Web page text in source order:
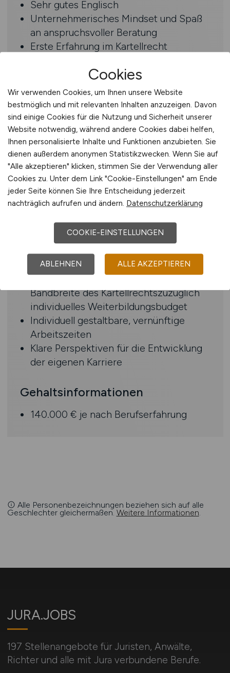
Sehr gutes Englisch
Unternehmerisches Mindset und Spaß
an anspruchsvoller Beratung
Erste Erfahrung im Kartellrecht
Benefits
Attraktive Gesamtvergütung bestehend
aus Fixgehalt und einer signifikanten
leistungsbezogenen Bonuskomponente
Eine Tätigkeit auf höchstem fachlichem
Niveau in einer flexiblen und
überschaubaren Einheit, die zu den
führenden deutschen Praxen im
Kartellrecht zählt
Freiraum für eigenverantwortliches
Arbeiten und persönliche
Mandatsführun
Kontinuierliche fachliche
Weiterentwicklung in der gesamten
Bandbreite des Kartellrechtszuzüglich
individuelles Weiterbildungsbudget
Individuell gestaltbare, vernünftige
Arbeitszeiten
Klare Perspektiven für die Entwicklung
der eigenen Karriere
Gehaltsinformationen
140.000 € je nach Berufserfahrung
Alle Personenbezeichnungen beziehen sich auf alle
Geschlechter gleichermaßen. Weitere Informationen.
JURA.JOBS
197 Stellenangebote für Juristen, Anwälte,
Richter und alle mit Jura verbundene Berufe.
Cookies
Wir verwenden Cookies, um Ihnen unsere Website
bestmöglich und mit relevanten Inhalten anzuzeigen. Davon
sind einige Cookies für die Nutzung und Sicherheit unserer
Website notwendig, während andere Cookies dabei helfen,
Ihnen personalisierte Inhalte und Funktionen anzubieten. Sie
dienen außerdem anonymen Statistikzwecken. Wenn Sie auf
"Alle akzeptieren" klicken, stimmen Sie der Verwendung aller
Cookies zu. Unter dem Link "Cookie-Einstellungen" am Ende
jeder Seite können Sie Ihre Entscheidung jederzeit
nachträglich aufrufen und ändern. Datenschutzerklärung
COOKIE-EINSTELLUNGEN
ABLEHNEN ALLE AKZEPTIEREN